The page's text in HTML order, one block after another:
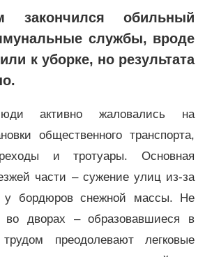
закончился обильный
службы, вроде
к уборке, но результата
активно жаловались на
общественного транспорта,
и тротуары. Основная
части – сужение улиц из-за
у бордюров снежной массы. Не
во дворах – образовавшиеся в
преодолевают легковые